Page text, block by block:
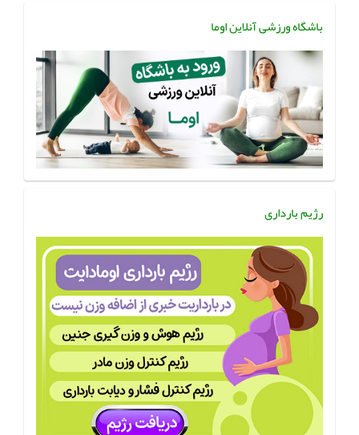
باشگاه ورزشی آنلاین اوما
رژیم بارداری